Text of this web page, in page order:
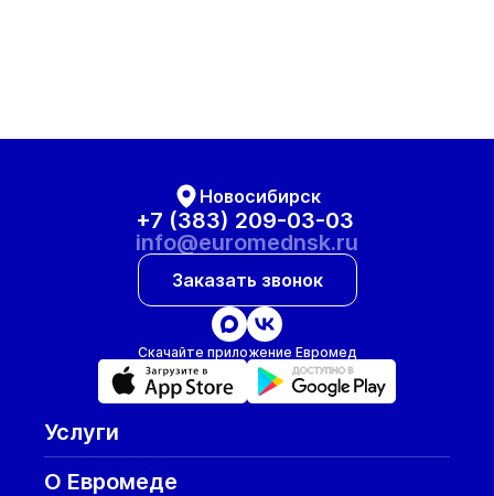
Новосибирск
+7 (383) 209-03-03
info@euromednsk.ru
Заказать звонок
Скачайте приложение Евромед
Услуги
О Евромеде